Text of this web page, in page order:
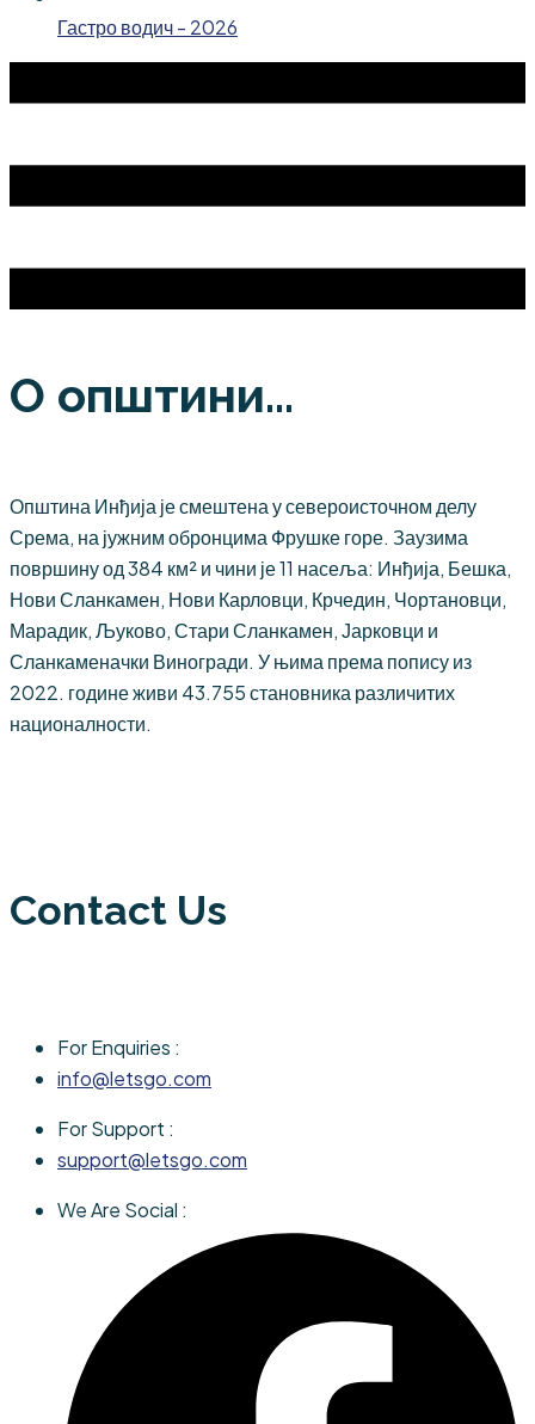
Гастро водич - 2026
О општини...
Општина Инђија је смештена у североисточном делу
Срема, на јужним обронцима Фрушке горе. Заузима
површину од 384 км² и чини је 11 насеља: Инђија, Бешка,
Нови Сланкамен, Нови Карловци, Крчедин, Чортановци,
Марадик, Љуково, Стари Сланкамен, Јарковци и
Сланкаменачки Виногради. У њима према попису из
2022. године живи 43.755 становника различитих
националности.
Contact Us
For Enquiries :
info@letsgo.com
For Support :
support@letsgo.com
We Are Social :